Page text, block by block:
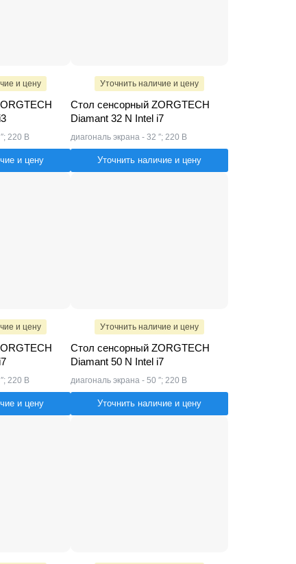
и цену
220 В
и цену
Уточнить наличие и цену
Стол сенсорный ZORGTECH
Diamant 32 N Intel i7
диагональ экрана - 32 ″; 220 В
Уточнить наличие и цену
и цену
220 В
и цену
Уточнить наличие и цену
Стол сенсорный ZORGTECH
Diamant 50 N Intel i7
диагональ экрана - 50 ″; 220 В
Уточнить наличие и цену